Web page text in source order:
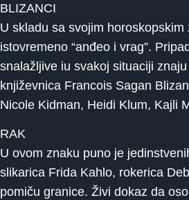
BLIZANCI
U skladu sa svojim
istovremeno “anđeo i vrag”.
snalažljive iu svakoj situaciji
književnica Francois Sagan
Nicole Kidman, Heidi Klum, Kajli
RAK
U ovom znaku puno je
slikarica Frida Kahlo, rokerica
pomiču granice. Živi dokaz da